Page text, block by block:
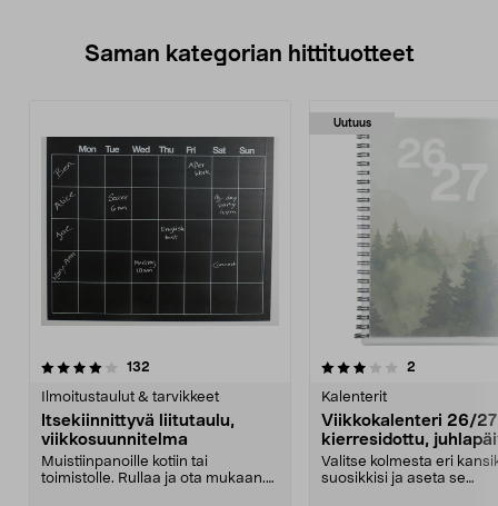
Saman kategorian hittituotteet
132
Ilmoitustaulut & tarvikkeet
Itsekiinnittyvä liitutaulu,
viikkosuunnitelma
Muistiinpanoille kotiin tai
toimistolle. Rullaa ja ota mukaan.
Uutuus
3.0 viidestä
2
Kalenterit
Viikkokalenteri 26/
kierresidottu,
merkitty
Valitse kolmesta eri
suosikkisi ja aseta se
4.5 viidestä